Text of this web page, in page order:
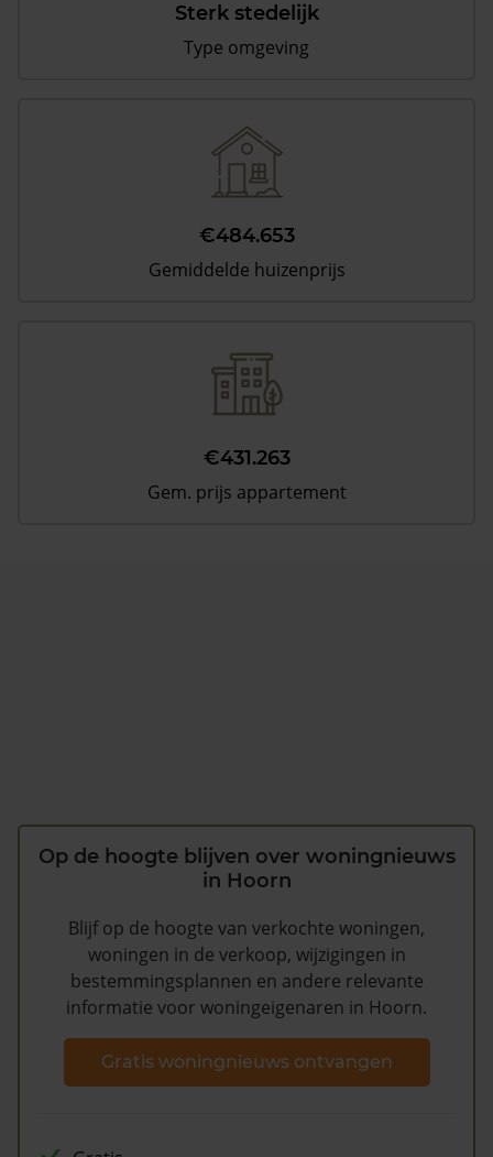
Sterk stedelijk
Type omgeving
€484.653
Gemiddelde huizenprijs
€431.263
Gem. prijs appartement
Op de hoogte blijven over woningnieuws
in Hoorn
Blijf op de hoogte van verkochte woningen,
woningen in de verkoop, wijzigingen in
bestemmingsplannen en andere relevante
informatie voor woningeigenaren in Hoorn.
Gratis woningnieuws ontvangen